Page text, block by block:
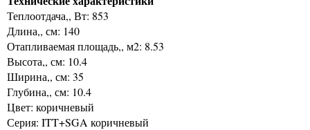
Теплоотдача,, Вт: 853
Длина,, см: 140
Отапливаемая площадь,, м2: 8.53
Высота,, см: 10.4
Ширина,, см: 35
Глубина,, см: 10.4
Цвет: коричневый
Серия: ITT+SGA коричневый